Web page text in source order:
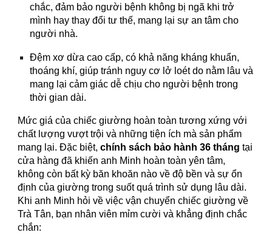
chắc, đảm bảo người bệnh không bị ngã khi trở
mình hay thay đổi tư thế, mang lại sự an tâm cho
người nhà.
Đệm xơ dừa cao cấp, có khả năng kháng khuẩn,
thoáng khí, giúp tránh nguy cơ lở loét do nằm lâu và
mang lại cảm giác dễ chịu cho người bệnh trong
thời gian dài.
Mức giá của chiếc giường hoàn toàn tương xứng với
chất lượng vượt trội và những tiện ích mà sản phẩm
mang lại. Đặc biệt,chính sách bảo hành 36 tháng tại
cửa hàng đã khiến anh Minh hoàn toàn yên tâm,
không còn bất kỳ băn khoăn nào về độ bền và sự ổn
định của giường trong suốt quá trình sử dụng lâu dài.
Khi anh Minh hỏi về việc vận chuyển chiếc giường về
Trà Tân, bạn nhân viên mỉm cười và khẳng định chắc
chắn: